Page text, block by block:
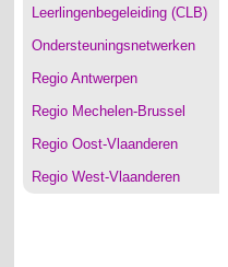
Leerlingenbegeleiding (CLB)
Ondersteuningsnetwerken
Regio Antwerpen
Regio Mechelen-Brussel
Regio Oost-Vlaanderen
Regio West-Vlaanderen